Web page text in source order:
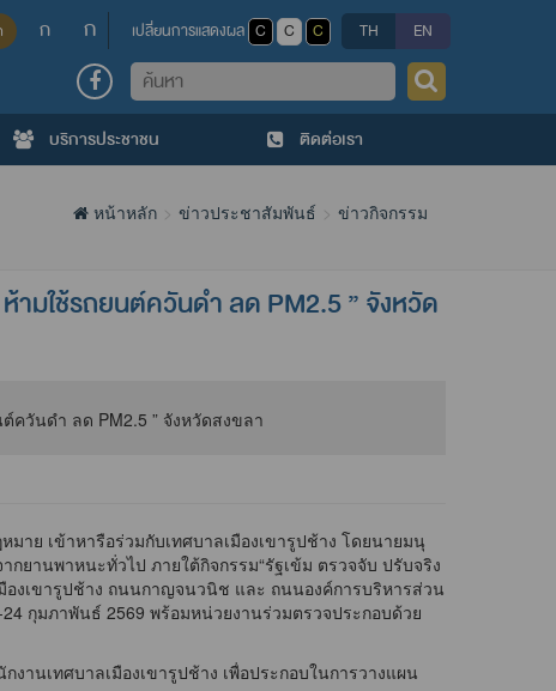
ก ก เปลี่ยนการแสดงผล C C C TH EN
ค้นหา
บริการประชาชน ติดต่อเรา
หน้าหลัก ข่าวประชาสัมพันธ์ ข่าวกิจกรรม
ามใช้รถยนต์ควันดำ ลด PM2.5 ” จังหวัด
ย เข้าหารือร่วมกับเทศบาลเมืองเขารูปช้าง โดยนายมนุ
ยานพาหนะทั่วไป ภายใต้กิจกรรม“รัฐเข้ม ตรวจจับ ปรับจริง
งเขารูปช้าง ถนนกาญจนวนิช และ ถนนองค์การบริหารส่วน
กุมภาพันธ์ 2569 พร้อมหน่วยงานร่วมตรวจประกอบด้วย
นเทศบาลเมืองเขารูปช้าง เพื่อประกอบในการวางแผน